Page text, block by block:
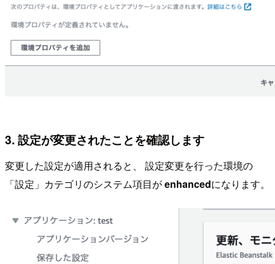
3. 設定が変更されたことを確認します
変更した設定が適用されると、 設定変更を行った環境の
「設定」カテゴリのシステム項目がenhancedになります。